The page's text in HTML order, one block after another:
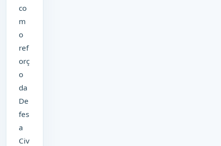
co
m
o
ref
orç
o
da
De
fes
a
Civ